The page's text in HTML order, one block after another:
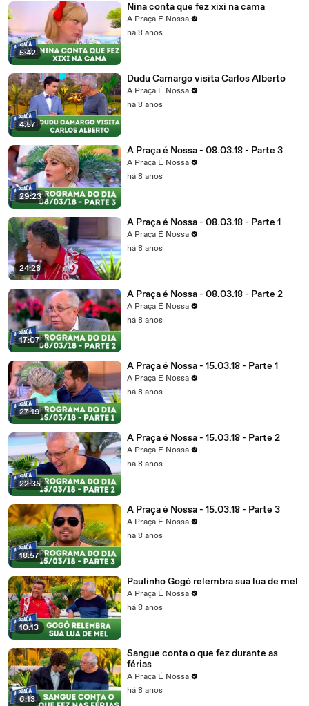
5:42
Nina conta que fez xixi na cama
A Praça É Nossa
há 8 anos
4:57
Dudu Camargo visita Carlos Alberto
A Praça É Nossa
há 8 anos
29:23
A Praça é Nossa - 08.03.18 - Parte 3
A Praça É Nossa
há 8 anos
24:28
A Praça é Nossa - 08.03.18 - Parte 1
A Praça É Nossa
há 8 anos
17:07
A Praça é Nossa - 08.03.18 - Parte 2
A Praça É Nossa
há 8 anos
27:19
A Praça é Nossa - 15.03.18 - Parte 1
A Praça É Nossa
há 8 anos
22:35
A Praça é Nossa - 15.03.18 - Parte 2
A Praça É Nossa
há 8 anos
18:57
A Praça é Nossa - 15.03.18 - Parte 3
A Praça É Nossa
há 8 anos
10:13
Paulinho Gogó relembra sua lua de mel
A Praça É Nossa
há 8 anos
6:13
Sangue conta o que fez durante as
férias
A Praça É Nossa
há 8 anos